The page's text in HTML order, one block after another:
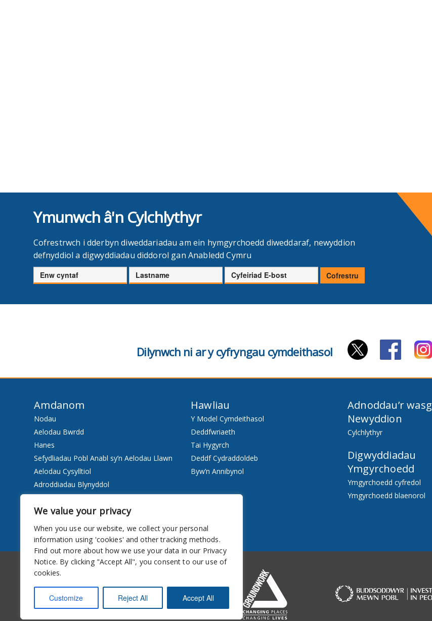
We value your privacy
When you use our website, we collect your personal
information using 'cookies' and other tracking methods.
Find out more about how we use your data in our Privacy
Notice. By clicking "Accept All", you consent to our use of
cookies.
Customize Reject All Accept All
Ymunwch â'n Cylchlythyr
Cofrestrwch i dderbyn diweddariadau am ein hymgyrchoedd diweddaraf, newyddion
defnyddiol a digwyddiadau diddorol gan Anabledd Cymru
Enw
cyntaf
Cyfenw
Cyfeiriad
E-
Cofrestru
Dilynwch ni ar y cyfryngau cymdeithasol
Amdanom
Nodau
Aelodau Bwrdd
Hanes
Sefydliadau Pobl Anabl sy’n Aelodau Llawn
Aelodau Cysylltiol
Adroddiadau Blynyddol
Staff
Pwy ydyn ni
Gwasanaethau
Hawliau
Y Model Cymdeithasol
Deddfwriaeth
Tai Hygyrch
Deddf Cydraddoldeb
Byw’n Annibynol
Adnoddau’r wasg
Newyddion
Cylchlythyr
Digwyddiadau
Ymgyrchoedd
Ymgyrchoedd cyfredol
Ymgyrchoedd blaenorol
Hygyrchedd Cylchlythyr